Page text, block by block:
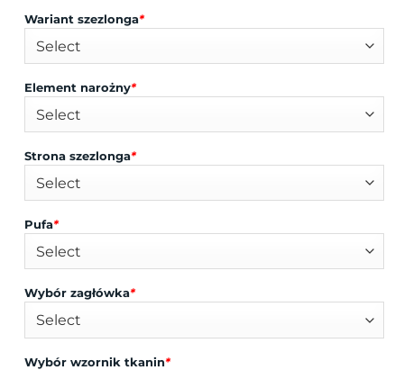
Wariant szezlonga*
Element narożny*
Strona szezlonga*
Pufa*
Wybór zagłówka*
Wybór wzornik tkanin*